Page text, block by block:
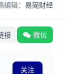
编辑： 易简财经
接 微信
关注